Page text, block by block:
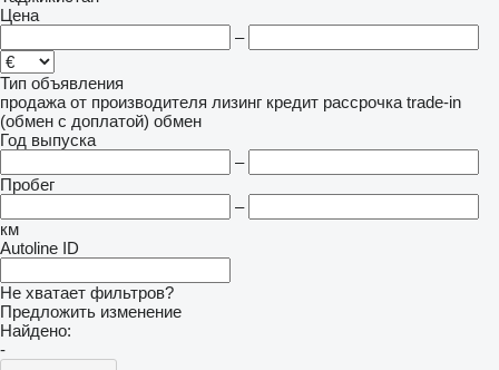
Цена
–
Тип объявления
продажа от производителя лизинг кредит рассрочка trade-in
(обмен с доплатой) обмен
Год выпуска
–
Пробег
–
км
Autoline ID
Не хватает фильтров?
Предложить изменение
Найдено:
-